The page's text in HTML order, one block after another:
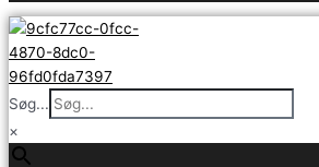
Søg...
×